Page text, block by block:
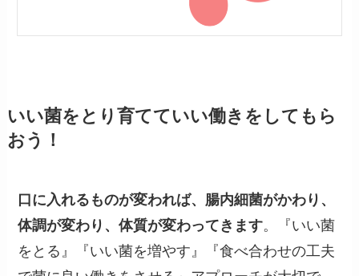
いい菌をとり育てていい働きをしてもら
おう！
口に入れるものが変われば、腸内細菌がかわり、
体調が変わり、体質が変わってきます。『いい菌
をとる』『いい菌を増やす』『食べ合わせの工夫